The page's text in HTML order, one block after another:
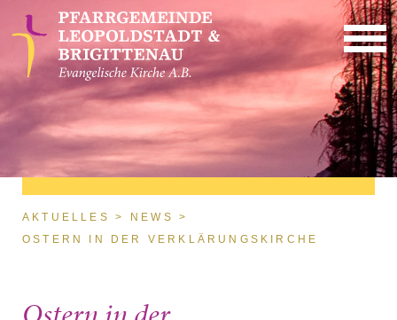
Direkt zum Inhalt
Sie sind hier
AKTUELLES
NEWS
OSTERN IN DER VERKLÄRUNGSKIRCHE